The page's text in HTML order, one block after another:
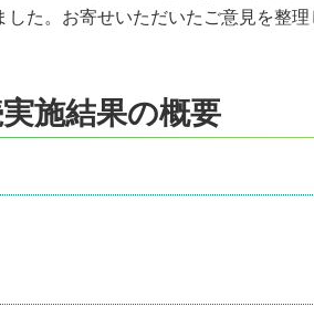
た。お寄せいただいたご意見を整理
施結果の概要